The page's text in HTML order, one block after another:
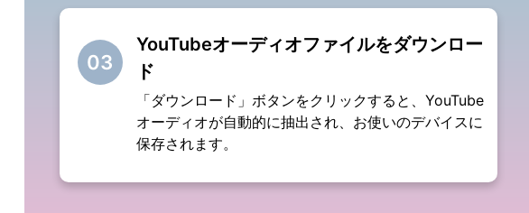
03
YouTubeオーディオファイルをダウンロー
ド
「ダウンロード」ボタンをクリックすると、YouTube
オーディオが自動的に抽出され、お使いのデバイスに
保存されます。